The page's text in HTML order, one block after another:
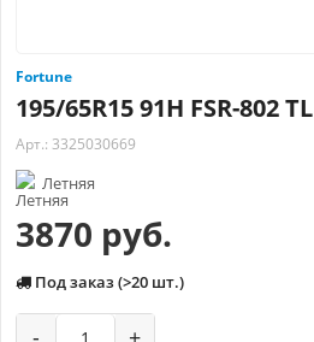
Fortune
195/65R15 91H FSR-802 TL
Арт.: 3325030669
Летняя
3870 руб.
Под заказ (>20 шт.)